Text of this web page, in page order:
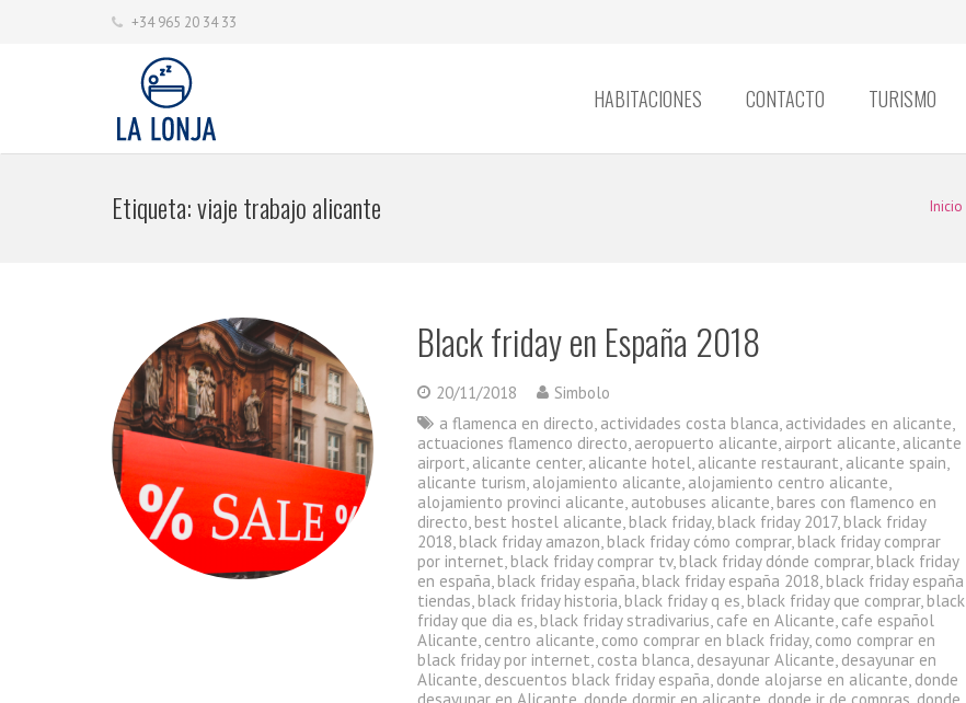
+34 965 20 34 33
HABITACIONES CONTACTO TURISMO
Etiqueta:viaje trabajo alicante Inicio
Black friday en España 2018
20/11/2018
Simbolo
a flamenca en directo, actividades costa blanca, actividades en alicante,
actuaciones flamenco directo, aeropuerto alicante, airport alicante, alicante
airport, alicante center, alicante hotel, alicante restaurant, alicante spain,
alicante turism, alojamiento alicante, alojamiento centro alicante,
alojamiento provinci alicante, autobuses alicante, bares con flamenco en
directo, best hostel alicante, black friday, black friday 2017, black friday
2018, black friday amazon, black friday cómo comprar, black friday comprar
por internet, black friday comprar tv, black friday dónde comprar, black friday
en españa, black friday españa, black friday españa 2018, black friday españa
tiendas, black friday historia, black friday q es, black friday que comprar, black
friday que dia es, black friday stradivarius, cafe en Alicante, cafe español
Alicante, centro alicante, como comprar en black friday, como comprar en
black friday por internet, costa blanca, desayunar Alicante, desayunar en
Alicante, descuentos black friday españa, donde alojarse en alicante, donde
desayunar en Alicante, donde dormir en alicante, donde ir de compras, donde